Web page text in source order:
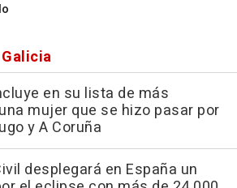
en su lista de más
mujer que se hizo pasar por
y A Coruña
desplegará en España un